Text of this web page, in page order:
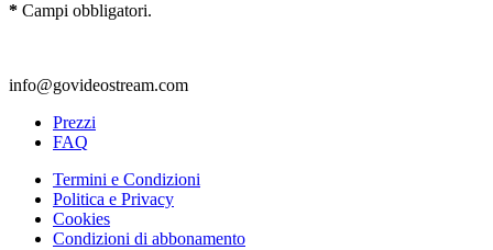
* Campi obbligatori.
info@govideostream.com
Prezzi
FAQ
Termini e Condizioni
Politica e Privacy
Cookies
Condizioni di abbonamento